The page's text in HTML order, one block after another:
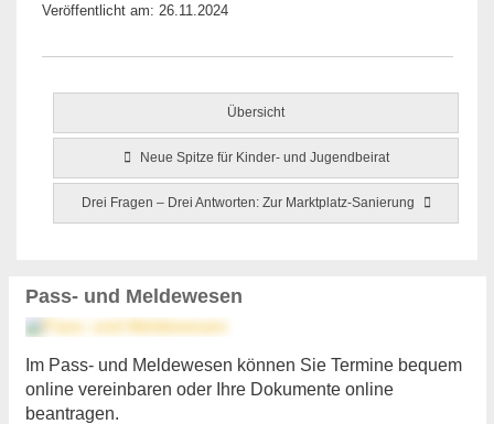
Veröffentlicht am: 26.11.2024
Übersicht
Neue Spitze für Kinder- und Jugendbeirat
Drei Fragen – Drei Antworten: Zur Marktplatz-Sanierung
Pass- und Meldewesen
Im Pass- und Meldewesen können Sie Termine bequem
online vereinbaren oder Ihre Dokumente online
beantragen.